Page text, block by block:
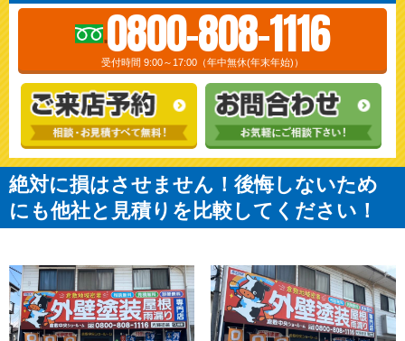
0800-808-1116
受付時間 9:00～17:00（年中無休(年末年始)）
絶対に損はさせません！後悔しないため
にも他社と見積りを比較してください！